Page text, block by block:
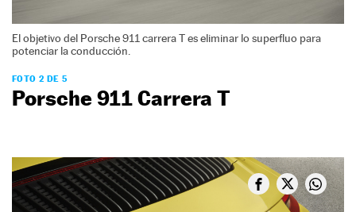
El objetivo del Porsche 911 carrera T es eliminar lo superfluo para
potenciar la conducción.
FOTO 2 DE 5
Porsche 911 Carrera T